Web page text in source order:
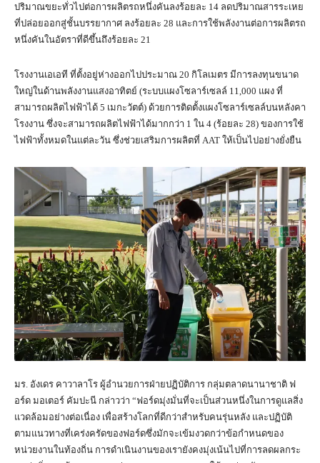
ปริมาณขยะทั่วไปต่อการผลิตรถหนึ่งคันลงร้อยละ 14 ลดปริมาณสารระเหย
ที่ปล่อยออกสู่ชั้นบรรยากาศ ลงร้อยละ 28 และการใช้พลังงานต่อการผลิตรถ
หนึ่งคันในอัตราที่ดีขึ้นถึงร้อยละ 21
โรงงานเอเอที ที่ตั้งอยู่ห่างออกไปประมาณ 20 กิโลเมตร มีการลงทุนขนาด
ใหญ่ในด้านพลังงานแสงอาทิตย์ (ระบบแผงโซลาร์เซลล์ 11,000 แผง ที่
สามารถผลิตไฟฟ้าได้ 5 เมกะวัตต์) ด้วยการติดตั้งแผงโซลาร์เซลล์บนหลังคา
โรงงาน ซึ่งจะสามารถผลิตไฟฟ้าได้มากกว่า 1 ใน 4 (ร้อยละ 28) ของการใช้
ไฟฟ้าทั้งหมดในแต่ละวัน ซึ่งช่วยเสริมการผลิตที่ AAT ให้เป็นไปอย่างยั่งยืน
มร. อังเดร คาวาลาโร ผู้อำนวยการฝ่ายปฏิบัติการ กลุ่มตลาดนานาชาติ ฟ
อร์ด มอเตอร์ คัมปะนี กล่าวว่า “ฟอร์ดมุ่งมั่นที่จะเป็นส่วนหนึ่งในการดูแลสิ่ง
แวดล้อมอย่างต่อเนื่อง เพื่อสร้างโลกที่ดีกว่าสำหรับคนรุ่นหลัง และปฏิบัติ
ตามแนวทางที่เคร่งครัดของฟอร์ดซึ่งมักจะเข้มงวดกว่าข้อกำหนดของ
หน่วยงานในท้องถิ่น การดำเนินงานของเรายังคงมุ่งเน้นไปที่การลดผลกระ